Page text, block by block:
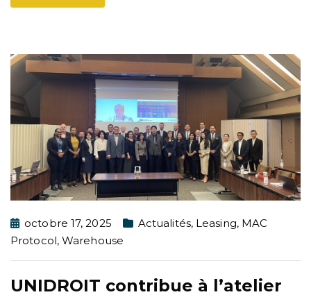
octobre 17, 2025 Actualités, Leasing, MAC
Protocol,Warehouse
UNIDROIT contribue à l’atelier